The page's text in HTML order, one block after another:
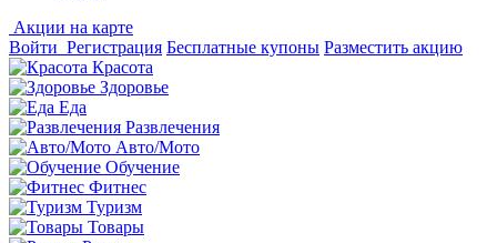
Акции на карте
Войти Регистрация Бесплатные купоны Разместить акцию
Красота
Здоровье
Еда
Развлечения
Авто/Мото
Обучение
Фитнес
Туризм
Товары